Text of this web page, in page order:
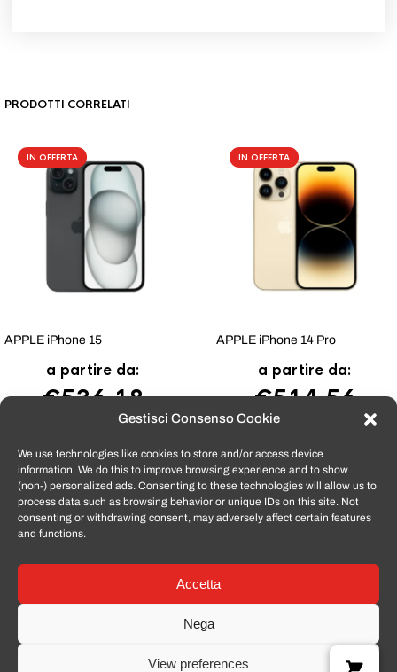
Gestisci Consenso Cookie
We use technologies like cookies to store and/or access device
information. We do this to improve browsing experience and to show
(non-) personalized ads. Consenting to these technologies will allow us to
process data such as browsing behavior or unique IDs on this site. Not
consenting or withdrawing consent, may adversely affect certain features
and functions.
Accetta
Nega
View preferences
PRODOTTI CORRELATI
IN OFFERTA
APPLE iPhone 15
a partire da:
€536,18
IN OFFERTA
APPLE iPhone 14 Pro
a partire da:
€514,56
Tutti i prodotti venduti daTomatoSmartphonesono coperti dalla
garanzia convenzionale del produttore e dalla garanzia di 12 mesi per i
difetti di conformità, ai sensi del Cod Consumo 206/2005. Per fruire
dell’assistenza in garanzia, il Cliente dovrà conservare la fattura o
l’email di conferma ordine (o il DDT) che riceverà via e-mail in formato
La garanzia convenzionale del produttore (se presente) va verificata
sulle piattaforme messe a disposizione dal produttore stesso.